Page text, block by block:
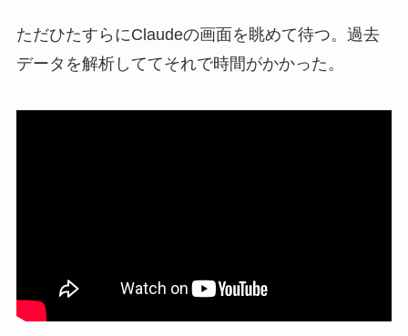
ただひたすらにClaudeの画面を眺めて待つ。過去
データを解析しててそれで時間がかかった。